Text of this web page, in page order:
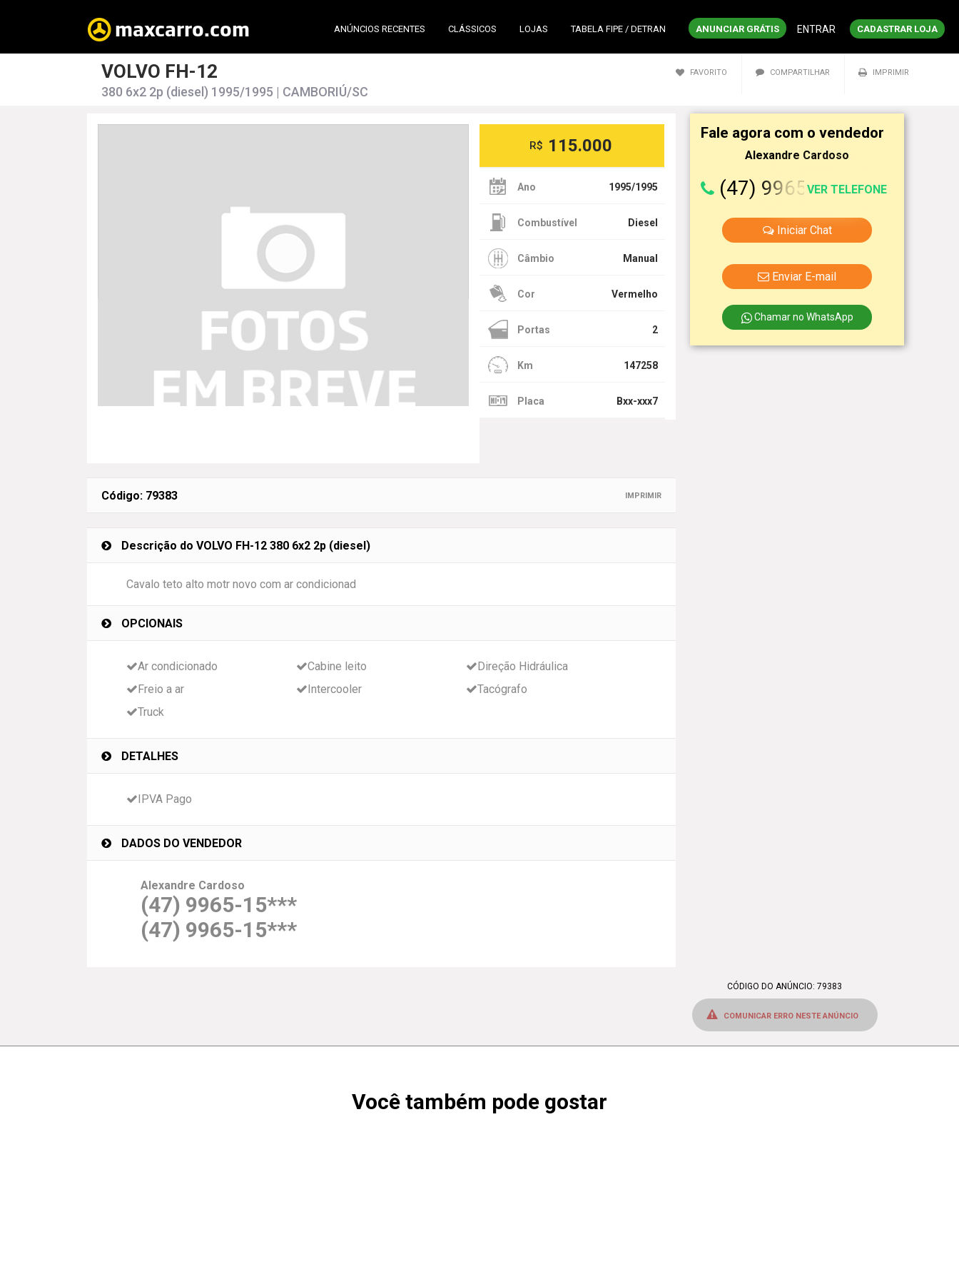
ANÚNCIOS RECENTES CLÁSSICOS LOJAS TABELA FIPE / DETRAN ANUNCIAR GRÁTIS ENTRAR CADASTRAR LOJA
VOLVO FH-12
380 6x2 2p (diesel) 1995/1995 | CAMBORIÚ/SC
FAVORITO COMPARTILHAR IMPRIMIR
R$ 115.000
Ano 1995/1995
Combustível Diesel
Câmbio Manual
Cor Vermelho
Portas 2
Km 147258
Placa Bxx-xxx7
Fale agora com o vendedor
Alexandre Cardoso
(47) 9965-15097
VER TELEFONE
Iniciar Chat
Enviar E-mail
Chamar no WhatsApp
Código: 79383 IMPRIMIR
Descrição do VOLVO FH-12 380 6x2 2p (diesel)
Cavalo teto alto motr novo com ar condicionad
OPCIONAIS
Ar condicionado Cabine leito
Direção Hidráulica
Freio a ar
Intercooler
Tacógrafo
Truck
DETALHES
IPVA Pago
DADOS DO VENDEDOR
Alexandre Cardoso
(47) 9965-15***
(47) 9965-15***
CÓDIGO DO ANÚNCIO: 79383
COMUNICAR ERRO NESTE ANÚNCIO
Você também pode gostar